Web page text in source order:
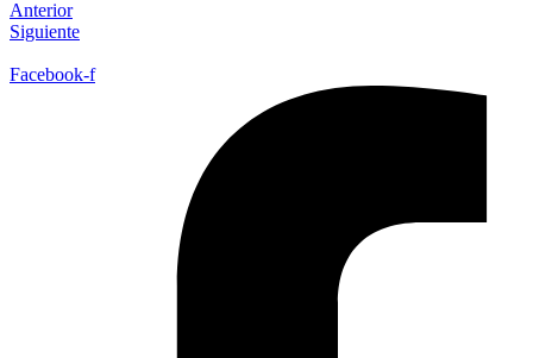
Anterior
Siguiente
Facebook-f